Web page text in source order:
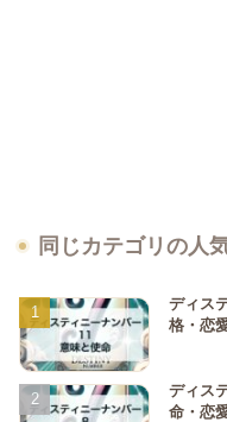
同じカテゴリの人
ディス
格・恋
ディス
命・恋